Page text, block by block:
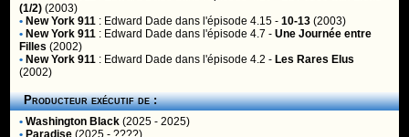
(1/2) (2003)
• New York 911 : Edward Dade dans l'épisode 4.15 -10-13 (2003)
• New York 911 : Edward Dade dans l'épisode 4.7 -Une Journée entre
Filles (2002)
• New York 911 : Edward Dade dans l'épisode 4.2 - Les Rares Elus
(2002)
Producteur exécutif de :
• Washington Black (2025 - 2025)
• Paradise (2025 - ????)